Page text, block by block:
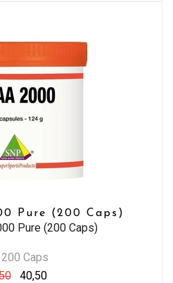
Pure (200 Caps)
Pure (200 Caps)
Caps
40,50